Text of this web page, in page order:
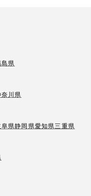
県
川県
阜県静岡県愛知県三重県